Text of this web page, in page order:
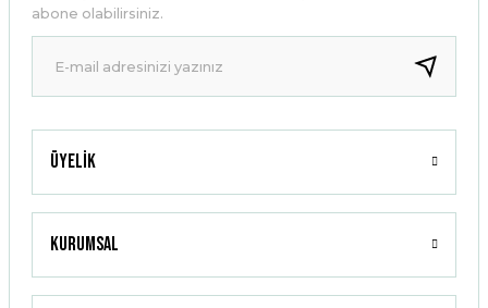
Üyelik
Kurumsal
abone olabilirsiniz.